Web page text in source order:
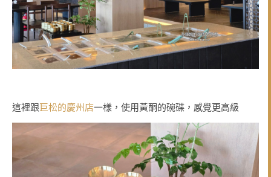
這裡跟巨松的慶州店一樣，使用黃酮的碗碟，感覺更高級